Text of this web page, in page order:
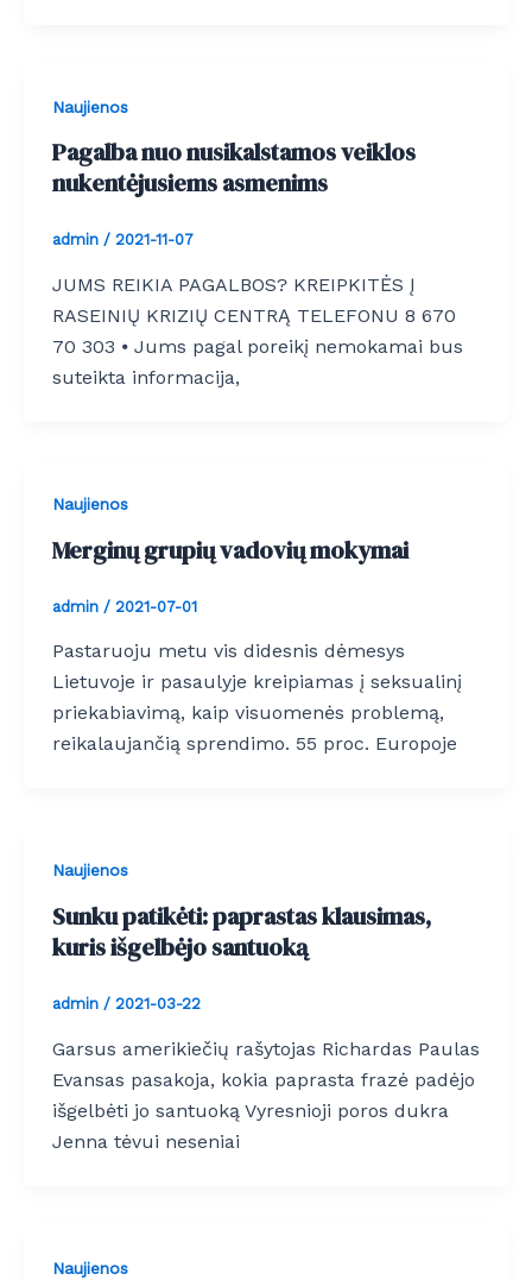
Naujienos
Pagalba nuo nusikalstamos veiklos
nukentėjusiems asmenims
admin / 2021-11-07
JUMS REIKIA PAGALBOS? KREIPKITĖS Į
RASEINIŲ KRIZIŲ CENTRĄ TELEFONU 8 670
70 303 ⦁ Jums pagal poreikį nemokamai bus
suteikta informacija,
Naujienos
Merginų grupių vadovių mokymai
admin / 2021-07-01
Pastaruoju metu vis didesnis dėmesys
Lietuvoje ir pasaulyje kreipiamas į seksualinį
priekabiavimą, kaip visuomenės problemą,
reikalaujančią sprendimo. 55 proc. Europoje
Naujienos
Sunku patikėti: paprastas klausimas,
kuris išgelbėjo santuoką
admin / 2021-03-22
Garsus amerikiečių rašytojas Richardas Paulas
Evansas pasakoja, kokia paprasta frazė padėjo
išgelbėti jo santuoką Vyresnioji poros dukra
Jenna tėvui neseniai
Naujienos